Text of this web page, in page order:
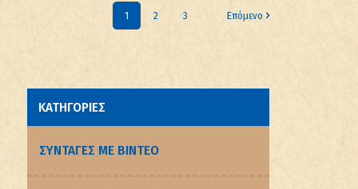
1 2 3 Επόμενο
ΚΑΤΗΓΟΡΙΕΣ
ΣΥΝΤΑΓΕΣ ΜΕ ΒΙΝΤΕΟ